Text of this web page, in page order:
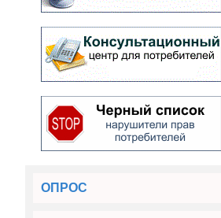
ОПРОС